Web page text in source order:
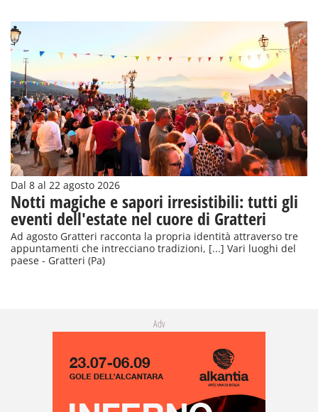
Dal 8 al 22 agosto 2026
Notti magiche e sapori irresistibili: tutti gli
eventi dell'estate nel cuore di Gratteri
Ad agosto Gratteri racconta la propria identità attraverso tre
appuntamenti che intrecciano tradizioni, [...] Vari luoghi del
paese - Gratteri (Pa)
Adv